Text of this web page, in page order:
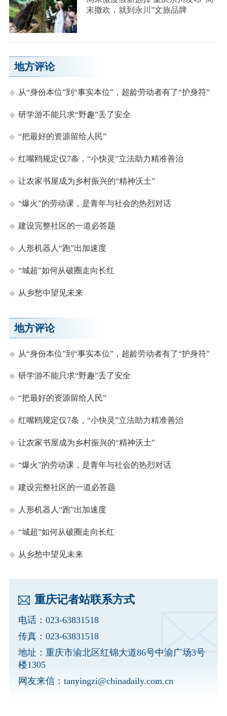
末撒欢，就到永川”文旅品牌
地方评论
从“身份本位”到“事实本位”，超龄劳动者有了“护身符”
研学游不能只求“野趣”丢了安全
“把最好的资源留给人民”
红嘴鸥规定仅7条，“小快灵”立法助力精准善治
让农家书屋成为乡村振兴的“精神沃土”
“爆火”的劳动课，是青年与社会的热烈对话
建设完整社区的一道必答题
人形机器人“跑”出加速度
“城超”如何从破圈走向长红
从乡愁中望见未来
地方评论
从“身份本位”到“事实本位”，超龄劳动者有了“护身符”
研学游不能只求“野趣”丢了安全
“把最好的资源留给人民”
红嘴鸥规定仅7条，“小快灵”立法助力精准善治
让农家书屋成为乡村振兴的“精神沃土”
“爆火”的劳动课，是青年与社会的热烈对话
建设完整社区的一道必答题
人形机器人“跑”出加速度
“城超”如何从破圈走向长红
从乡愁中望见未来
重庆记者站联系方式
电话：023-63831518
传真：023-63831518
地址：重庆市渝北区红锦大道86号中渝广场3号
楼1305
网友来信： tanyingzi@chinadaily.com.cn